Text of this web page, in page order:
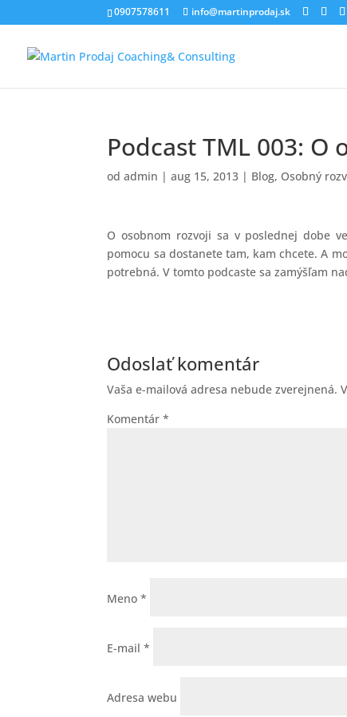
0907578611 info@martinprodaj.sk
Podcast TML 003: O
odadmin |aug 15, 2013 | Blog, Osobný
O osobnom rozvoji sa v poslednej dobe
pomocu sa dostanete tam, kam chcete. A
potrebná. V tomto podcaste sa zamýšľam
Odoslať komentár
Vaša e-mailová adresa nebude zverejnená.
Komentár*
Meno*
E-mail*
Adresa webu